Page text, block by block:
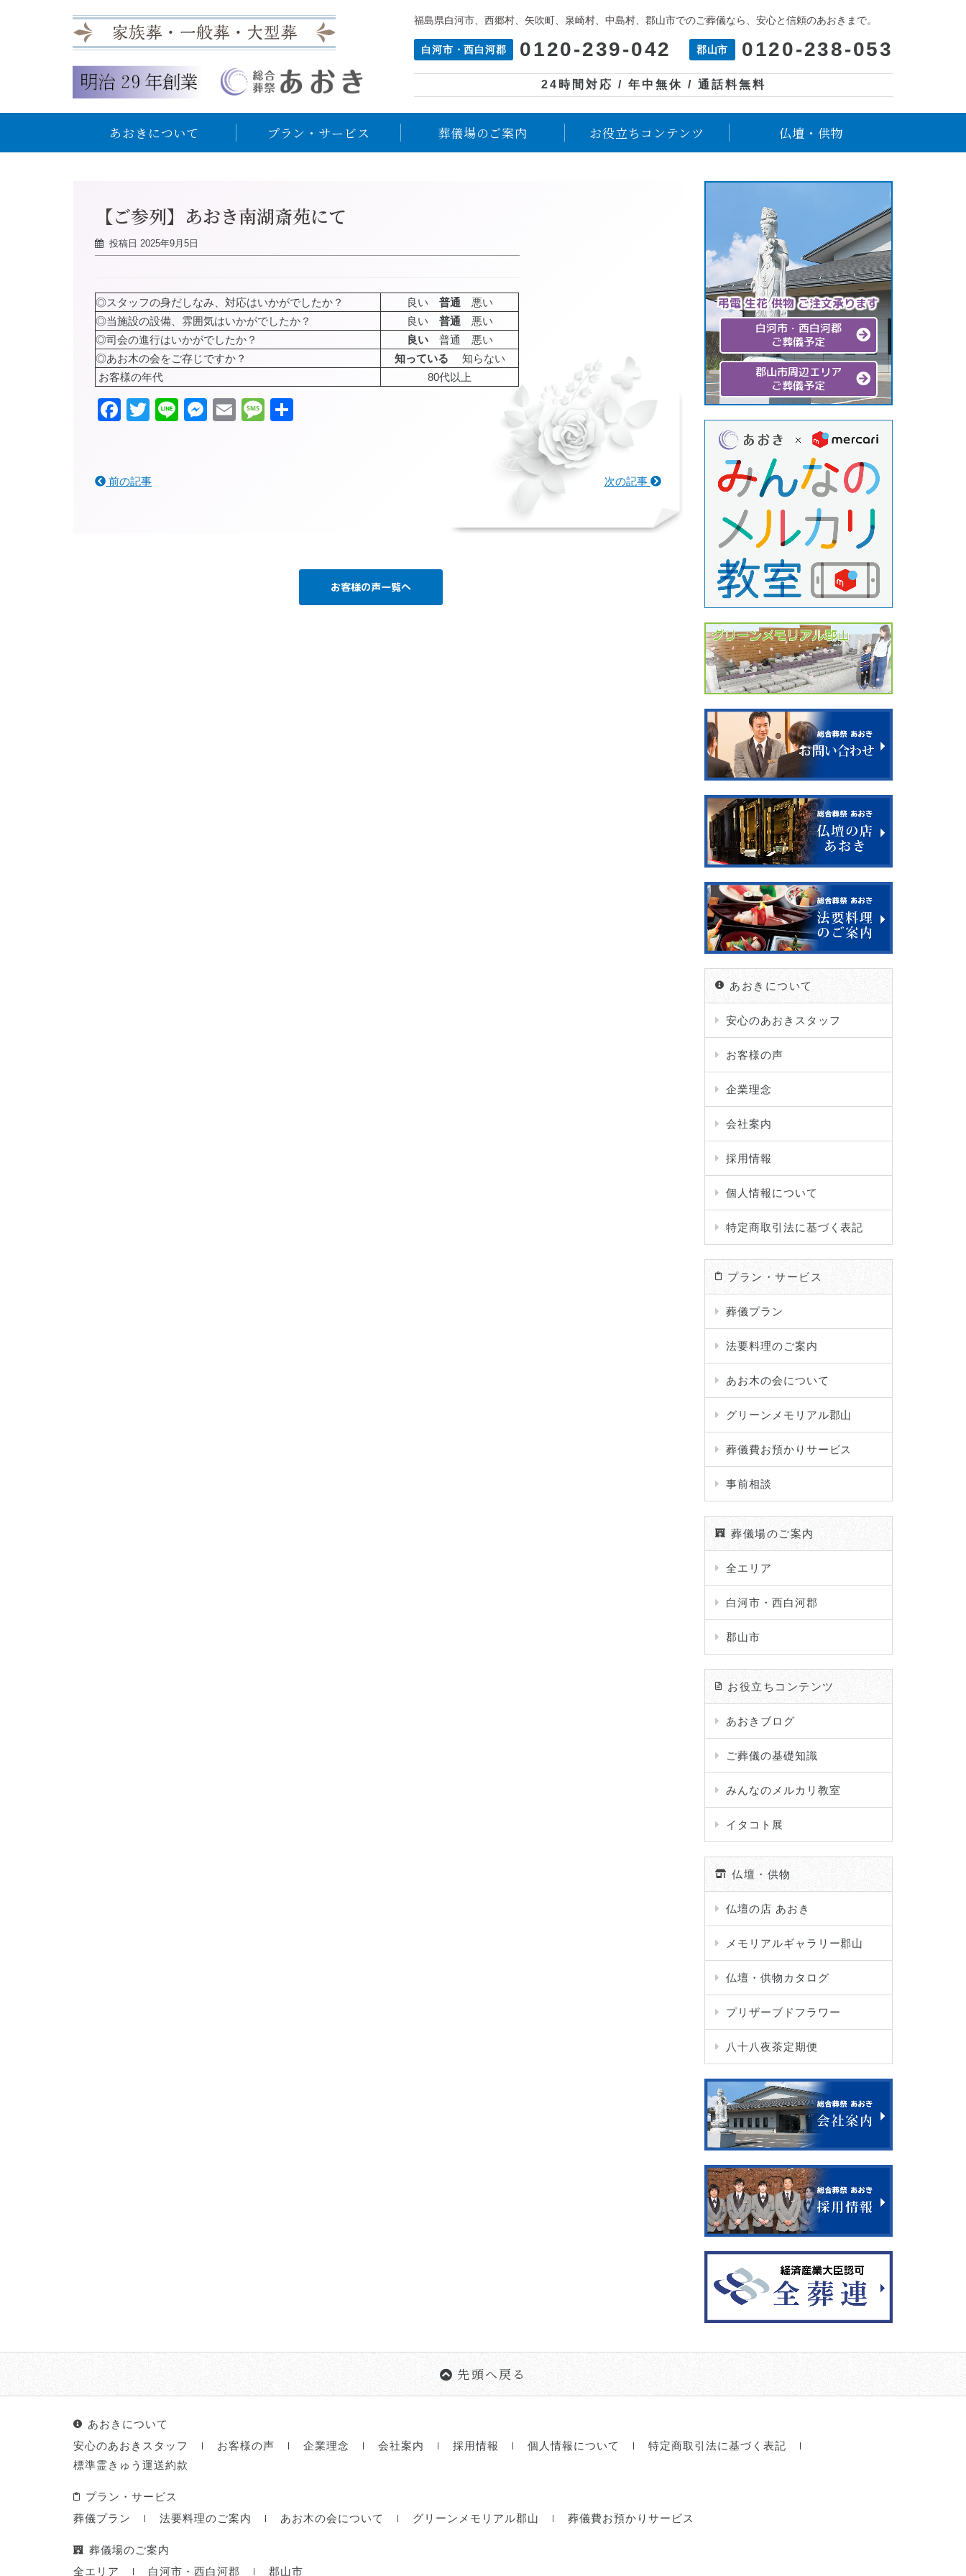
福島県白河市、西郷村、矢吹町、泉崎村、中島村、郡山市でのご葬儀なら、安心と信頼のあおきまで。
白河市・西白河郡 0120-239-042 郡山市 0120-238-053
24時間対応 / 年中無休 / 通話料無料
あおきについて プラン・サービス 葬儀場のご案内 お役立ちコンテンツ 仏壇・供物
【ご参列】あおき南湖斎苑にて
投稿日 2025年9月5日
◎スタッフの身だしなみ、対応はいかがでしたか？ 良い 普通 悪い
◎当施設の設備、雰囲気はいかがでしたか？
良い 普通 悪い
◎司会の進行はいかがでしたか？
良い普通 悪い
◎あお木の会をご存じですか？
知っている 知らない
お客様の年代
80代以上
Facebook
Twitter
LineMessenger
EmailMessage
前の記事 次の記事
お客様の声一覧へ
弔電 生花 供物 ご注文承ります
白河市・西白河郡
ご葬儀予定
郡山市周辺エリア
ご葬儀予定
あおきについて
安心のあおきスタッフ
お客様の声
企業理念
会社案内
採用情報
個人情報について
特定商取引法に基づく表記
プラン・サービス
葬儀プラン
法要料理のご案内
あお木の会について
グリーンメモリアル郡山
葬儀費お預かりサービス
事前相談
葬儀場のご案内
全エリア
白河市・西白河郡
郡山市
お役立ちコンテンツ
あおきブログ
ご葬儀の基礎知識
みんなのメルカリ教室
イタコト展
仏壇・供物
仏壇の店 あおき
メモリアルギャラリー郡山
仏壇・供物カタログ
プリザーブドフラワー
八十八夜茶定期便
先頭へ戻る
あおきについて
安心のあおきスタッフ
お客様の声 企業理念 会社案内 採用情報 個人情報について
特定商取引法に基づく表記
標準霊きゅう運送約款
プラン・サービス
葬儀プラン
法要料理のご案内 あお木の会について グリーンメモリアル郡山 葬儀費お預かりサービス
葬儀場のご案内
全エリア
白河市・西白河郡 郡山市